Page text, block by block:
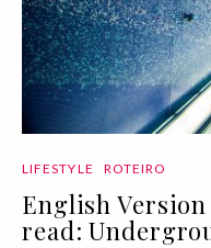
LIFESTYLE ROTEIRO
English Version
read: